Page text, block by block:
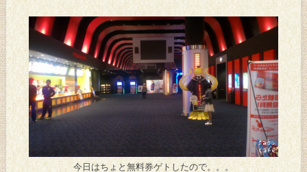
今日はちょと無料券ゲトしたので。。。